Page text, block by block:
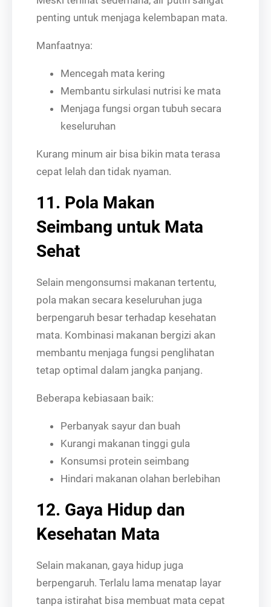
penting untuk menjaga kelembapan mata.
Manfaatnya:
Mencegah mata kering
Membantu sirkulasi nutrisi ke mata
Menjaga fungsi organ tubuh secara
keseluruhan
Kurang minum air bisa bikin mata terasa
cepat lelah dan tidak nyaman.
11. Pola Makan
Seimbang untuk Mata
Sehat
Selain mengonsumsi makanan tertentu,
pola makan secara keseluruhan juga
berpengaruh besar terhadap kesehatan
mata. Kombinasi makanan bergizi akan
membantu menjaga fungsi penglihatan
tetap optimal dalam jangka panjang.
Beberapa kebiasaan baik:
Perbanyak sayur dan buah
Kurangi makanan tinggi gula
Konsumsi protein seimbang
Hindari makanan olahan berlebihan
12. Gaya Hidup dan
Kesehatan Mata
Selain makanan, gaya hidup juga
berpengaruh. Terlalu lama menatap layar
tanpa istirahat bisa membuat mata cepat